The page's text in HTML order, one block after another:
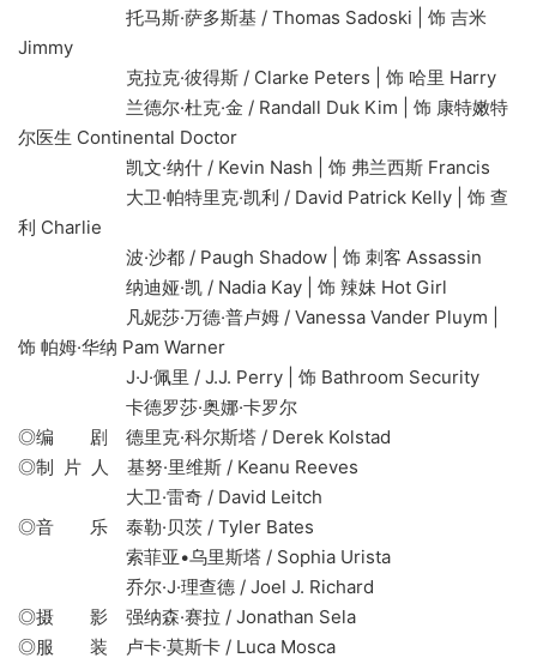
托马斯·萨多斯基 / Thomas Sadoski | 饰 吉米
Jimmy
克拉克·彼得斯 / Clarke Peters | 饰 哈里 Harry
兰德尔·杜克·金 / Randall Duk Kim | 饰 康特嫩特
尔医生 Continental Doctor
凯文·纳什 / Kevin Nash | 饰 弗兰西斯 Francis
大卫·帕特里克·凯利 / David Patrick Kelly | 饰 查
利 Charlie
波·沙都 / Paugh Shadow | 饰 刺客 Assassin
纳迪娅·凯 / Nadia Kay | 饰 辣妹 Hot Girl
凡妮莎·万德·普卢姆 / Vanessa Vander Pluym |
饰 帕姆·华纳 Pam Warner
J·J·佩里 / J.J. Perry | 饰 Bathroom Security
卡德罗莎·奥娜·卡罗尔
◎编 剧 德里克·科尔斯塔 / Derek Kolstad
◎制 片 人 基努·里维斯 / Keanu Reeves
大卫·雷奇 / David Leitch
◎音 乐 泰勒·贝茨 / Tyler Bates
索菲亚•乌里斯塔 / Sophia Urista
乔尔·J·理查德 / Joel J. Richard
◎摄 影 强纳森·赛拉 / Jonathan Sela
◎服 装 卢卡·莫斯卡 / Luca Mosca